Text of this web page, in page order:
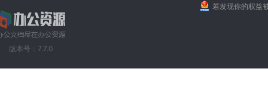
版本号：7.7.0
若发现你的权益